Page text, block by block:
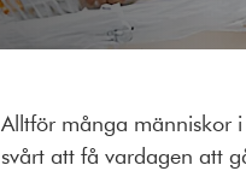
Alltför många människor
svårt att få vardagen att